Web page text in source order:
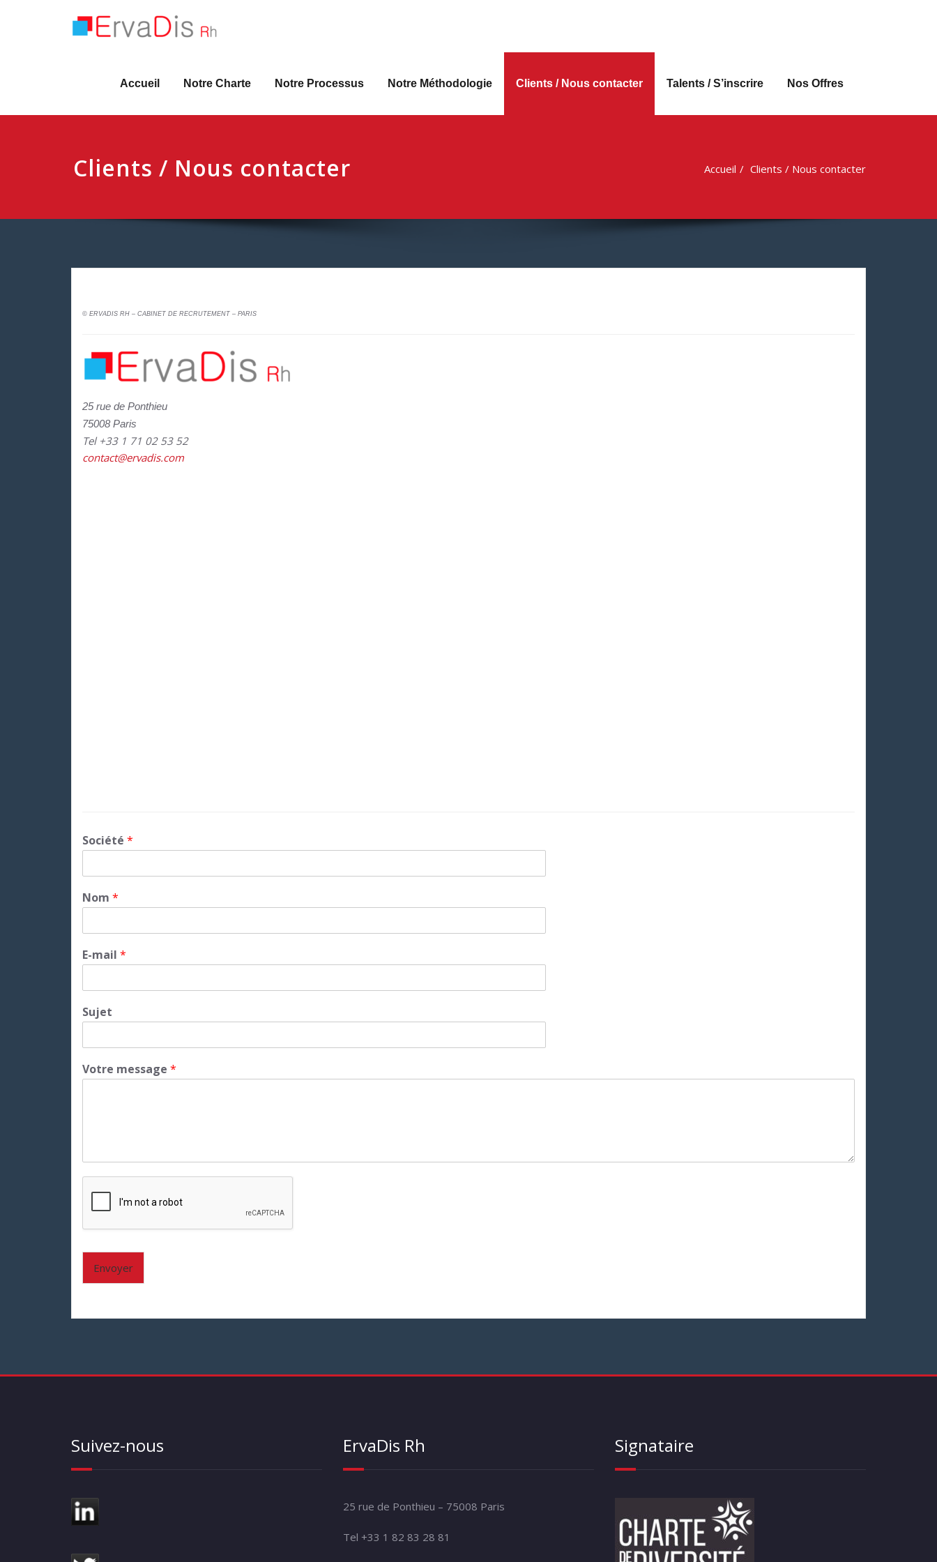
Accueil Notre Charte Notre Processus Notre Méthodologie Clients / Nous contacter Talents / S’inscrire Nos Offres
Clients / Nous contacter Accueil Clients / Nous contacter
© ERVADIS RH – CABINET DE RECRUTEMENT – PARIS
25 rue de Ponthieu
75008 Paris
Tel +33 1 71 02 53 52
contact@ervadis.com
Société *
Nom *
E-mail *
Sujet
Votre message *
Envoyer
Suivez-nous ErvaDis Rh
25 rue de Ponthieu – 75008 Paris
Tel +33 1 82 83 28 81
Signataire